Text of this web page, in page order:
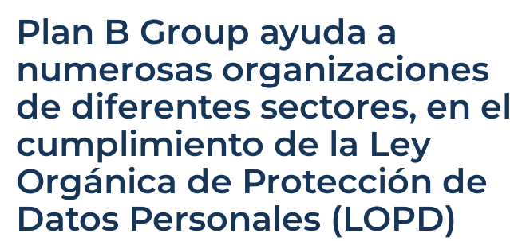
Plan B Group ayuda a
numerosas organizaciones
de diferentes sectores, en el
cumplimiento de la Ley
Orgánica de Protección de
Datos Personales (LOPD)